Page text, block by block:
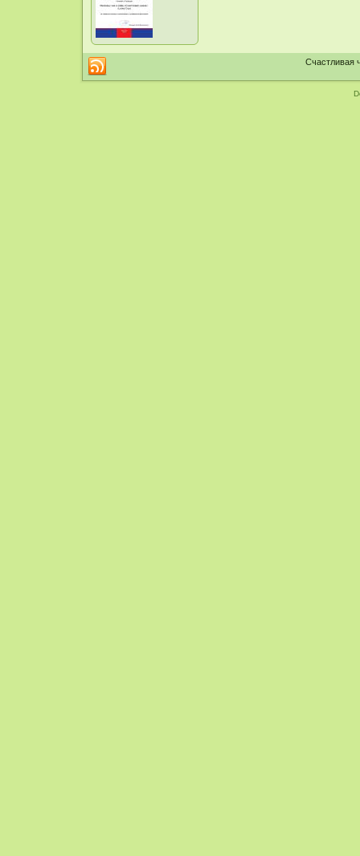
Счастливая